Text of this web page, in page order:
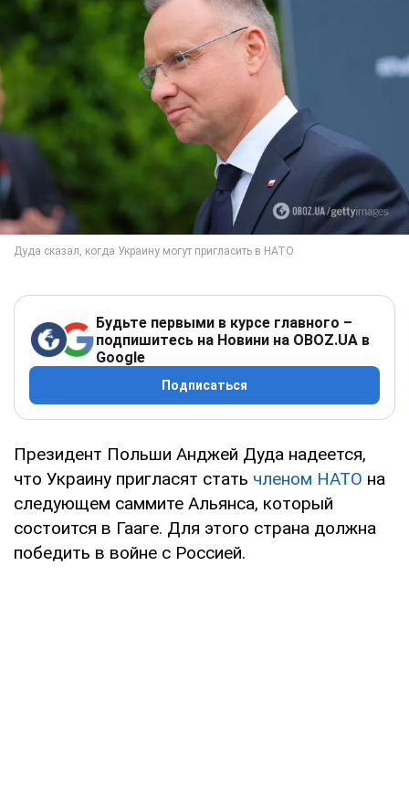
Будьте первыми в курсе главного –
подпишитесь на Новини на OBOZ.UA в
Google
Подписаться
Президент Польши Анджей Дуда надеется,
что Украину пригласят стать членом НАТО на
следующем саммите Альянса, который
состоится в Гааге. Для этого страна должна
победить в войне с Россией.